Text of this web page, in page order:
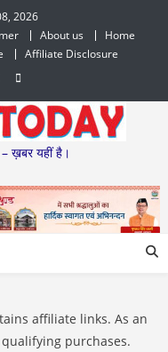
2026
About us
Home
Affiliate Disclosure
ख़बर यहीं है।
affiliate links. As an
purchases.